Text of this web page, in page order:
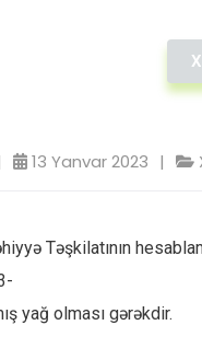
13 Yanvar 2023
Təşkilatının
yağ olması gərəkdir.